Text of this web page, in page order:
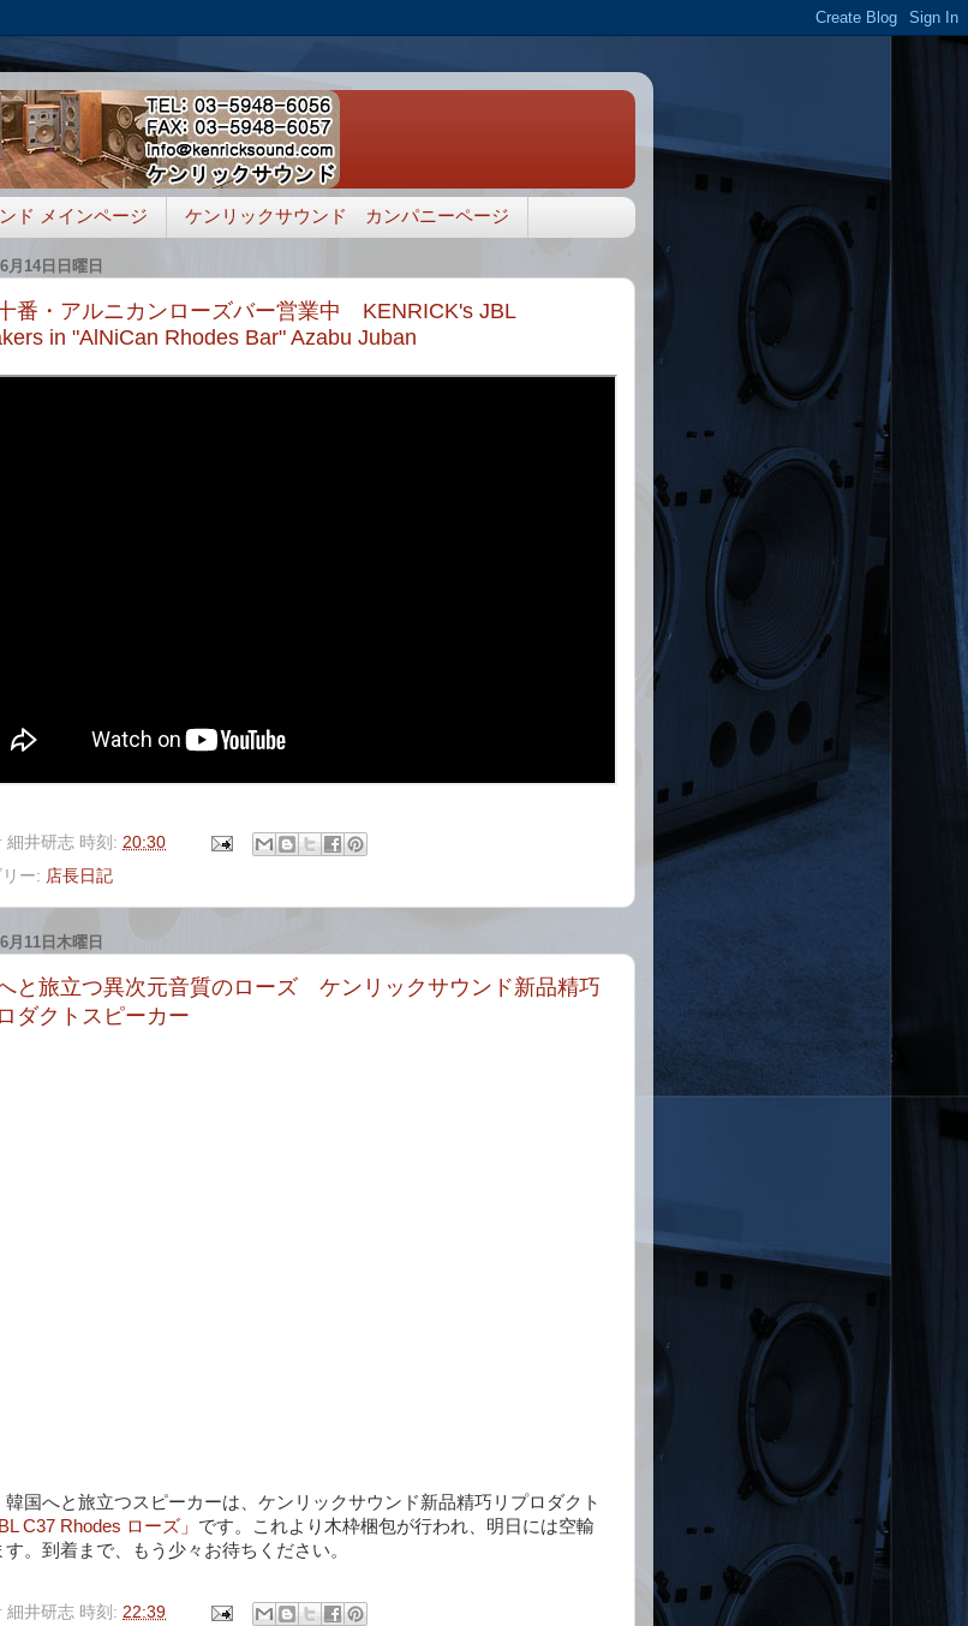
ド メインページ ケンリックサウンド カンパニーページ
月14日日曜日
番・アルニカンローズバー営業中 KENRICK's JBL
in "AlNiCan Rhodes Bar" Azabu Juban
細井研志 時刻: 20:30
ー: 店長日記
月11日木曜日
と旅立つ異次元音質のローズ ケンリックサウンド新品精巧
ダクトスピーカー
韓国へと旅立つスピーカーは、ケンリックサウンド新品精巧リプロダクト
C37 Rhodes ローズ」 です。これより木枠梱包が行われ、明日には空輸
す。到着まで、もう少々お待ちください。
細井研志 時刻: 22:39